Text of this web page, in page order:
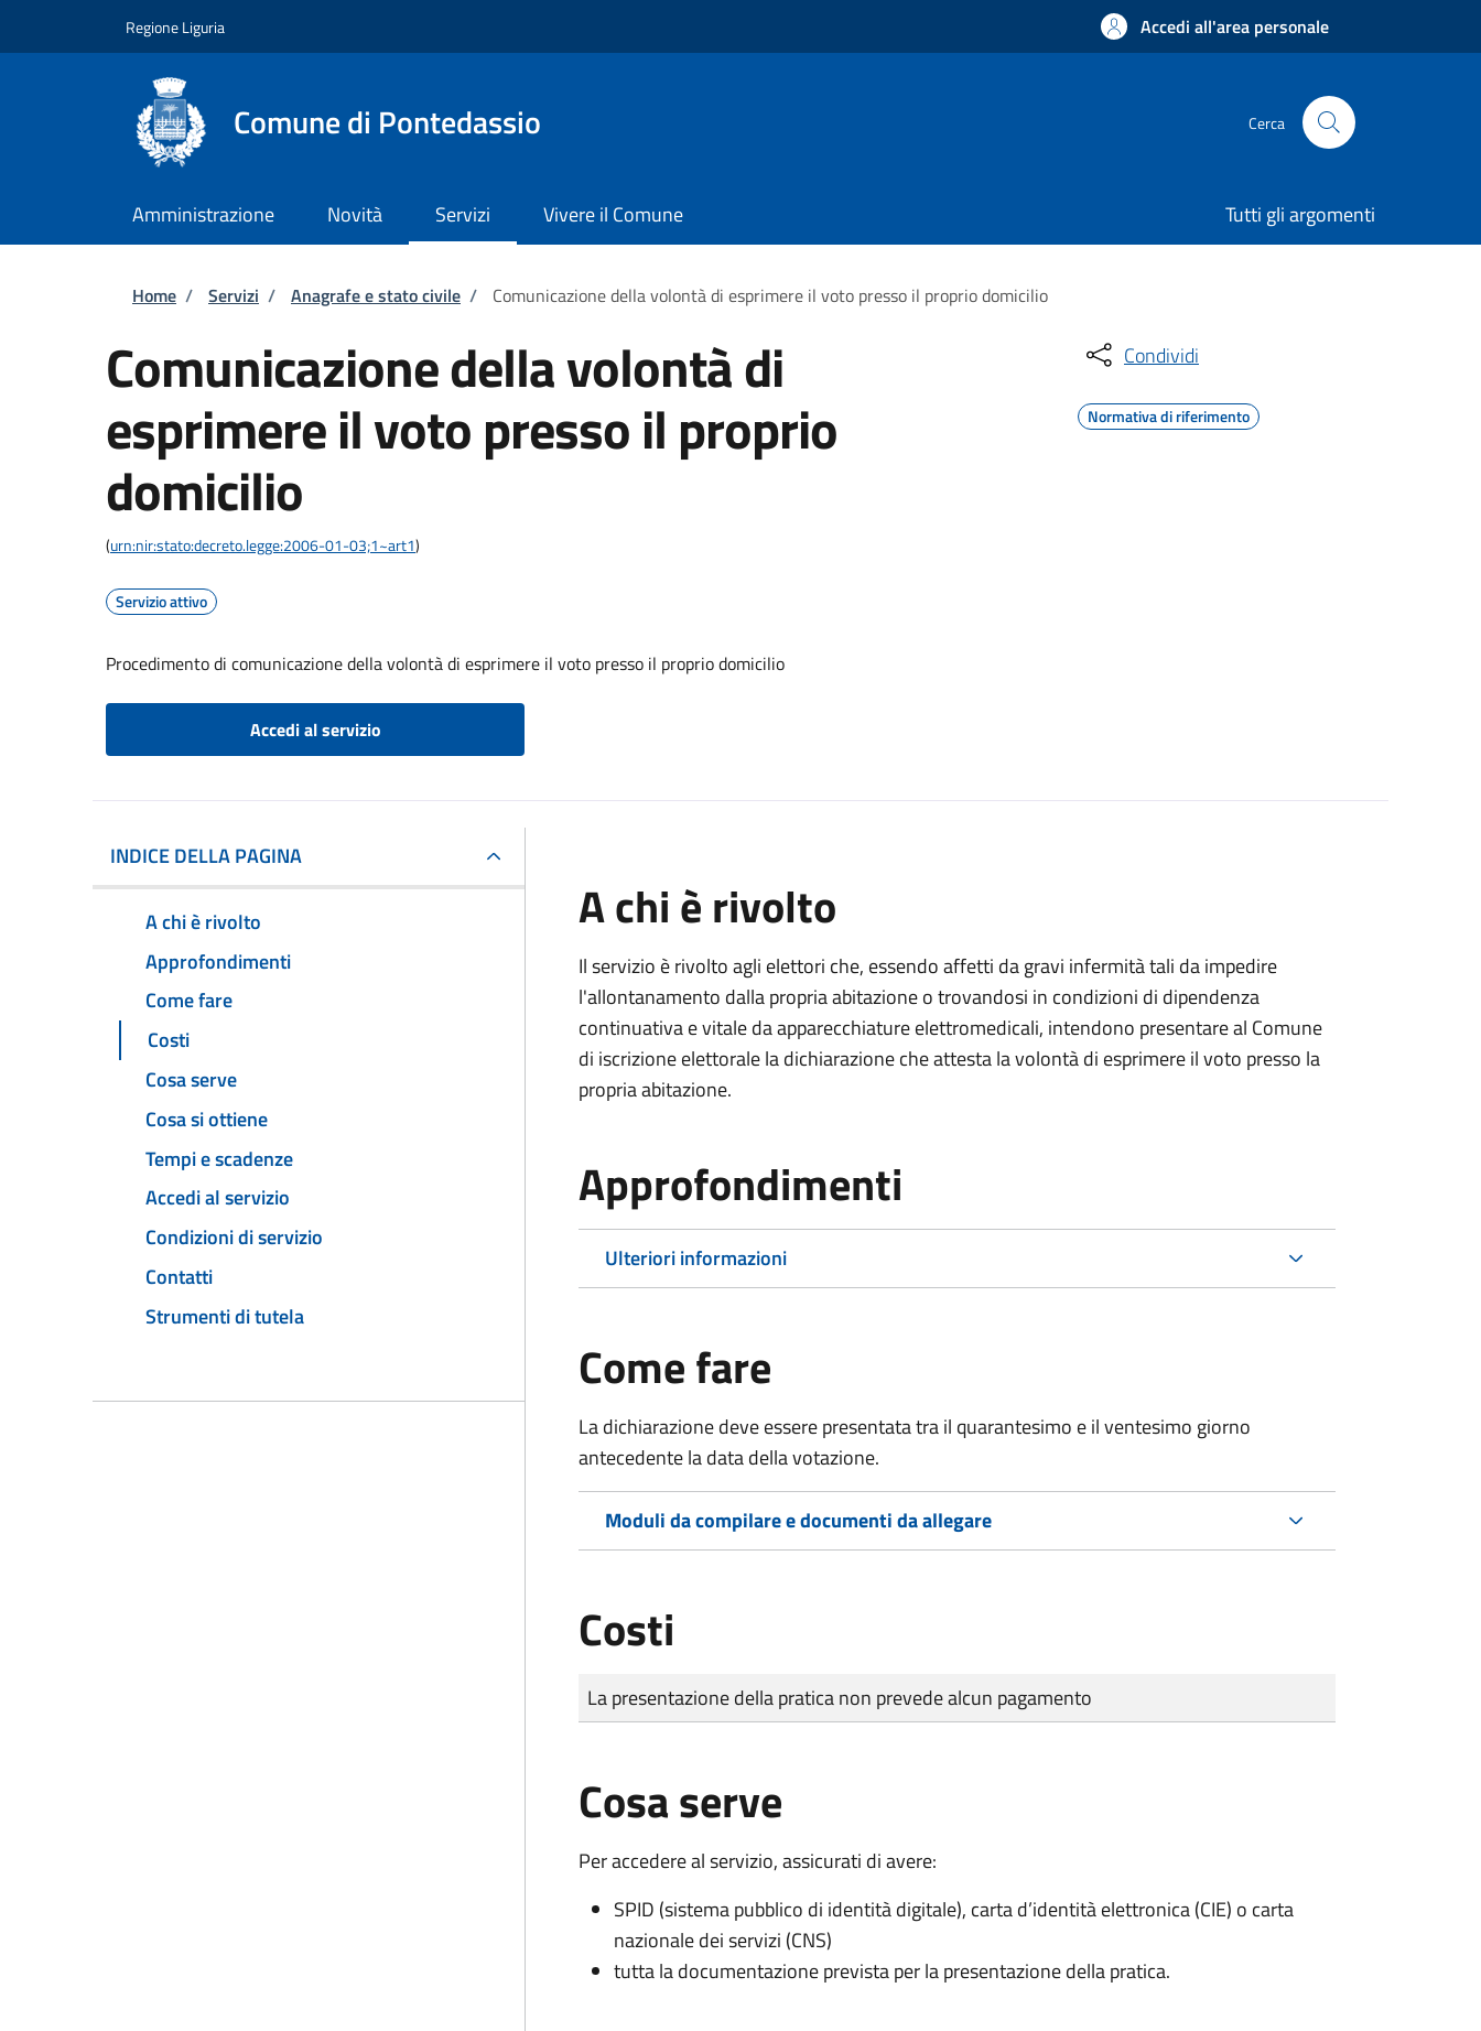
Regione Liguria Accedi all'area personale
Comune di Pontedassio Cerca
Amministrazione Novità Servizi Vivere il Comune Tutti gli argomenti
Briciole di pane
Home / Servizi / Anagrafe e stato civile / Comunicazione della volontà di esprimere il voto presso il proprio domicilio
Comunicazione della volontà di
esprimere il voto presso il proprio
domicilio
(urn:nir:stato:decreto.legge:2006-01-03;1~art1)
Servizio attivo
Procedimento di comunicazione della volontà di esprimere il voto presso il proprio domicilio
Accedi al servizio
Condividi
Normativa di riferimento
INDICE DELLA PAGINA
A chi è rivolto
Approfondimenti
Come fare
Costi
Cosa serve
Cosa si ottiene
Tempi e scadenze
Accedi al servizio
Condizioni di servizio
Contatti
Strumenti di tutela
A chi è rivolto
Il servizio è rivolto agli elettori che, essendo affetti da gravi infermità tali da impedire
l'allontanamento dalla propria abitazione o trovandosi in condizioni di dipendenza
continuativa e vitale da apparecchiature elettromedicali, intendono presentare al Comune
di iscrizione elettorale la dichiarazione che attesta la volontà di esprimere il voto presso la
propria abitazione.
Approfondimenti
Ulteriori informazioni
Come fare
La dichiarazione deve essere presentata tra il quarantesimo e il ventesimo giorno
antecedente la data della votazione.
Moduli da compilare e documenti da allegare
Costi
Tipo di pagamento
Importo
La presentazione della pratica non prevede alcun pagamento
Cosa serve
Per accedere al servizio, assicurati di avere:
SPID (sistema pubblico di identità digitale), carta d’identità elettronica (CIE) o carta
nazionale dei servizi (CNS)
tutta la documentazione prevista per la presentazione della pratica.